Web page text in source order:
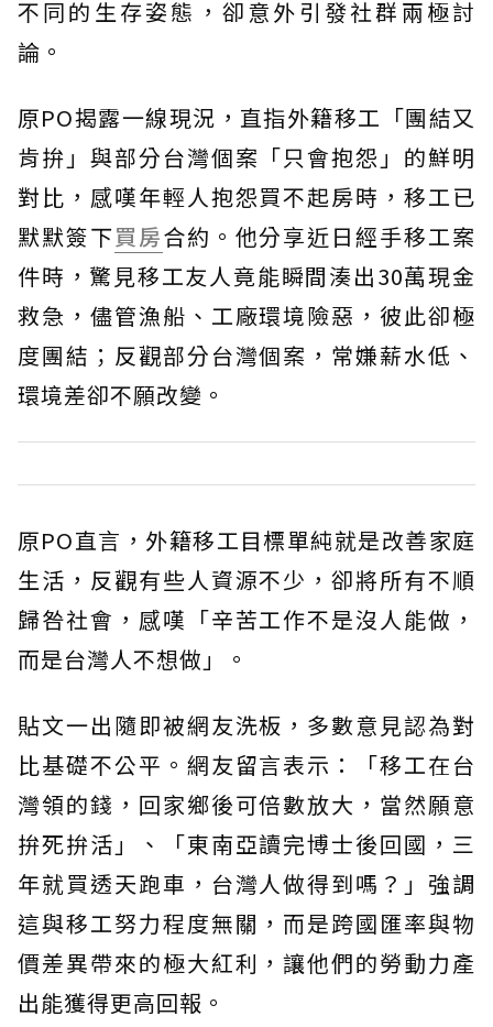
不同的生存姿態，卻意外引發社群兩極討
論。
原PO揭露一線現況，直指外籍移工「團結又
肯拚」與部分台灣個案「只會抱怨」的鮮明
對比，感嘆年輕人抱怨買不起房時，移工已
默默簽下買房合約。他分享近日經手移工案
件時，驚見移工友人竟能瞬間湊出30萬現金
救急，儘管漁船、工廠環境險惡，彼此卻極
度團結；反觀部分台灣個案，常嫌薪水低、
環境差卻不願改變。
原PO直言，外籍移工目標單純就是改善家庭
生活，反觀有些人資源不少，卻將所有不順
歸咎社會，感嘆「辛苦工作不是沒人能做，
而是台灣人不想做」。
貼文一出隨即被網友洗板，多數意見認為對
比基礎不公平。網友留言表示：「移工在台
灣領的錢，回家鄉後可倍數放大，當然願意
拚死拚活」、「東南亞讀完博士後回國，三
年就買透天跑車，台灣人做得到嗎？」強調
這與移工努力程度無關，而是跨國匯率與物
價差異帶來的極大紅利，讓他們的勞動力產
出能獲得更高回報。